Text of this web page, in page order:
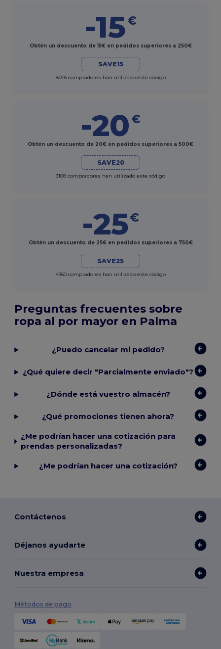
-15€
Obtén un descuento de 15€ en pedidos superiores a 250€
SAVE15
8018 compradores han utilizado este código
-20 €
Obtén un descuento de 20€ en pedidos superiores a 500€
SAVE20
3108 compradores han utilizado este código
-25€
Obtén un descuento de 25€ en pedidos superiores a 750€
SAVE25
4360 compradores han utilizado este código
Preguntas frecuentes sobre
ropa al por mayor en Palma
¿Puedo cancelar mi pedido?
¿Qué quiere decir "Parcialmente enviado"?
¿Dónde está vuestro almacén?
¿Qué promociones tienen ahora?
¿Me podrían hacer una cotización para
prendas personalizadas?
¿Me podrían hacer una cotización?
Contáctenos
Déjanos ayudarte
Nuestra empresa
Métodos de pago